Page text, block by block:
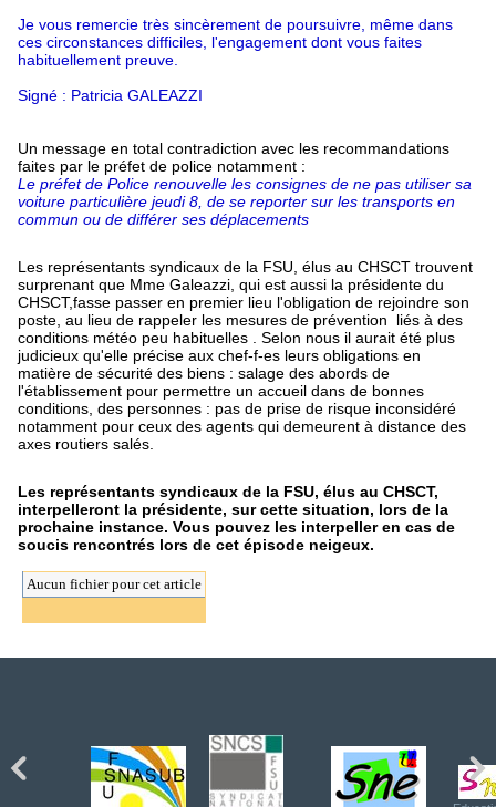
Je vous remercie très sincèrement de poursuivre, même dans
ces circonstances difficiles, l'engagement dont vous faites
habituellement preuve.
Signé : Patricia GALEAZZI
Un message en total contradiction avec les recommandations
faites par le préfet de police notamment :
Le préfet de Police renouvelle les consignes de ne pas utiliser sa
voiture particulière jeudi 8, de se reporter sur les transports en
commun ou de différer ses déplacements
Les représentants syndicaux de la FSU, élus au CHSCT trouvent
surprenant que Mme Galeazzi, qui est aussi la présidente du
CHSCT,fasse passer en premier lieu l'obligation de rejoindre son
poste, au lieu de rappeler les mesures de prévention liés à des
conditions météo peu habituelles . Selon nous il aurait été plus
judicieux qu'elle précise aux chef-f-es leurs obligations en
matière de sécurité des biens : salage des abords de
l'établissement pour permettre un accueil dans de bonnes
conditions, des personnes : pas de prise de risque inconsidéré
notamment pour ceux des agents qui demeurent à distance des
axes routiers salés.
Les représentants syndicaux de la FSU, élus au CHSCT,
interpelleront la présidente, sur cette situation, lors de la
prochaine instance. Vous pouvez les interpeller en cas de
soucis rencontrés lors de cet épisode neigeux.
Aucun fichier pour cet article